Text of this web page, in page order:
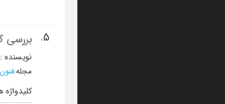
5. بررسی
نویسنده :
مجله:
کلیدواژه